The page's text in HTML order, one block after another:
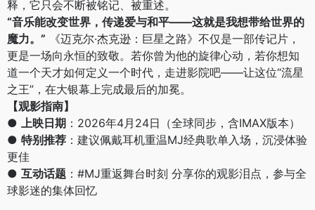
释，它只会不断被铭记、被重述。
“音乐能改变世界，传递爱与和平——这就是我想带给世界的
魔力。” 《迈克尔·杰克逊：巨星之路》不仅是一部传记片，
更是一场向永恒的致敬。若你曾为他的旋律心动，若你想知
道一个天才如何定义一个时代，走进影院吧——让这位“流星
之王”，在大银幕上完成最后的加冕。
【观影指南】
● 上映日期 ：2026年4月24日（全球同步，含IMAX版本）
● 特别推荐 ：建议佩戴耳机重温MJ经典歌单入场，沉浸体验
更佳
● 互动话题 ：#MJ重返舞台时刻 分享你的观影泪点，参与全
球影迷的集体回忆